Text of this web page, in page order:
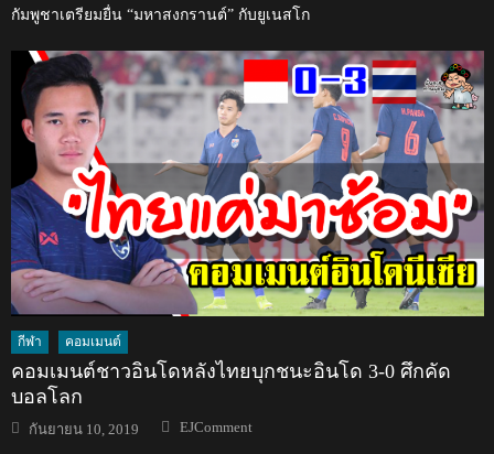
กัมพูชาเตรียมยื่น “มหาสงกรานต์” กับยูเนสโก
กีฬา คอมเมนต์
คอมเมนต์ชาวอินโดหลังไทยบุกชนะอินโด 3-0 ศึกคัด
บอลโลก
Posted
on
กันยายน 10, 2019 Author
EJComment